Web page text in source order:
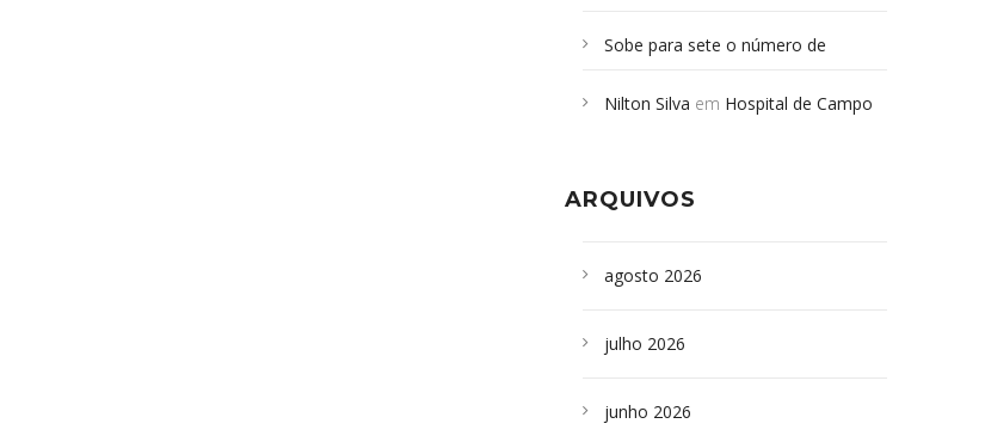
Sobe para sete o número de
desabamento em São Paulo - Revista
sepultados em SP
Nilton Silva em Hospital de Campo
ARQUIVOS
agosto 2026
julho 2026
junho 2026